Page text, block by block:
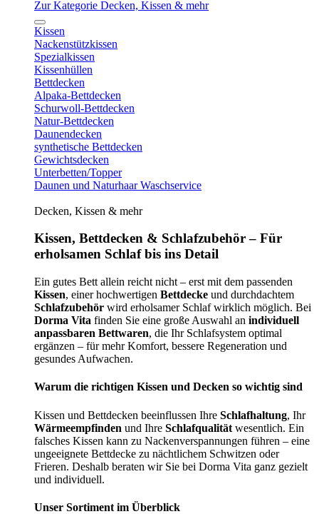
Zur Kategorie Decken, Kissen & mehr
Kissen
Nackenstützkissen
Spezialkissen
Kissenhüllen
Bettdecken
Alpaka-Bettdecken
Schurwoll-Bettdecken
Natur-Bettdecken
Daunendecken
synthetische Bettdecken
Gewichtsdecken
Unterbetten/Topper
Daunen und Naturhaar Waschservice
Decken, Kissen & mehr
Kissen, Bettdecken & Schlafzubehör – Für
erholsamen Schlaf bis ins Detail
Ein gutes Bett allein reicht nicht – erst mit dem passenden
Kissen, einer hochwertigen Bettdecke und durchdachtem
Schlafzubehör wird erholsamer Schlaf wirklich möglich. Bei
Dorma Vita finden Sie eine große Auswahl an individuell
anpassbaren Bettwaren, die Ihr Schlafsystem optimal
ergänzen – für mehr Komfort, bessere Regeneration und
gesundes Aufwachen.
Warum die richtigen Kissen und Decken so wichtig sind
Kissen und Bettdecken beeinflussen Ihre Schlafhaltung, Ihr
Wärmeempfinden und Ihre Schlafqualität wesentlich. Ein
falsches Kissen kann zu Nackenverspannungen führen – eine
ungeeignete Bettdecke zu nächtlichem Schwitzen oder
Frieren. Deshalb beraten wir Sie bei Dorma Vita ganz gezielt
und individuell.
Unser Sortiment im Überblick